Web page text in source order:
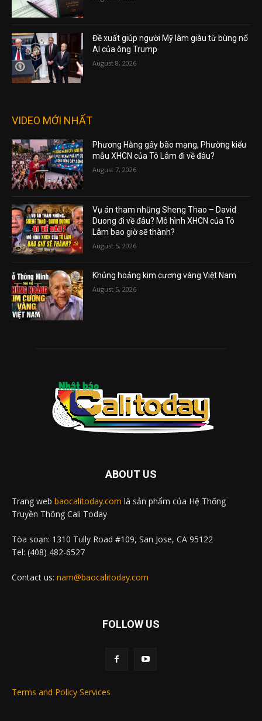
Đề xuất giúp người Mỹ làm giàu từ bùng nổ
AI của ông Trump
August 8, 2026
VIDEO MỚI NHẤT
Phương Hằng gây bão mạng, Phường kiểu
mẫu XHCN của Tô Lâm đi về đâu?
August 7, 2026
Vụ án tham nhũng Sheng Thao – David
Duong đi về đâu? Mô hình XHCN của Tô
Lâm bao giờ sẽ thành?
August 5, 2026
Khủng hoảng kim cương vàng Việt Nam
August 5, 2026
ABOUT US
Trang web baocalitoday.com là sản phẩm của Hệ Thống
Truyền Thông Cali Today
Tòa soạn: 1310 Tully Road #109, San Jose, CA 95122
Tel: (408) 482-6527
Contact us: nam@baocalitoday.com
FOLLOW US
Terms and Policy Services